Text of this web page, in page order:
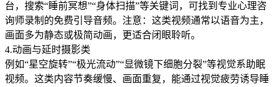
台，搜索“睡前冥想”“身体扫描”等关键词，可找到专业心理咨
询师录制的免费引导音频。注意：这类视频通常以语音为主，
画面多为静态或极简动画，更适合闭眼聆听。
4.动画与延时摄影类
例如“星空旋转”“极光流动”“显微镜下细胞分裂”等视觉系助眠
视频。这类内容节奏缓慢、画面重复，能通过视觉疲劳诱导睡